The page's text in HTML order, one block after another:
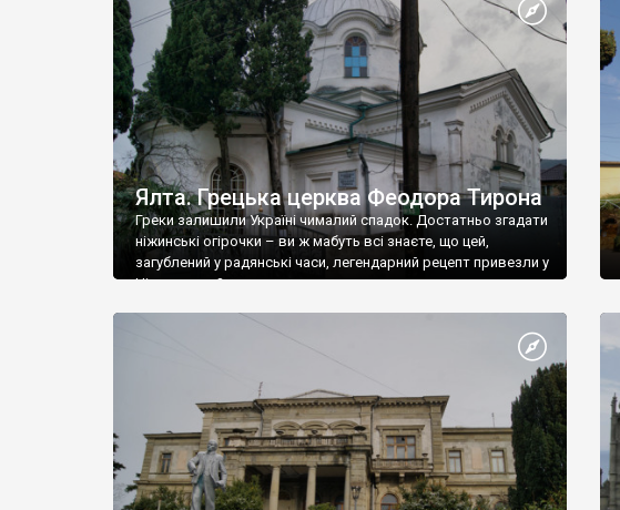
християнином. А потім було Хрещення Русі. На честь
Херсонесу Таврійського названо місто […]
Ялта. Грецька церква Феодора Тирона
Греки залишили Україні чималий спадок. Достатньо згадати
ніжинські огірочки – ви ж мабуть всі знаєте, що цей,
загублений у радянські часи, легендарний рецепт привезли у
Ніжин греки?